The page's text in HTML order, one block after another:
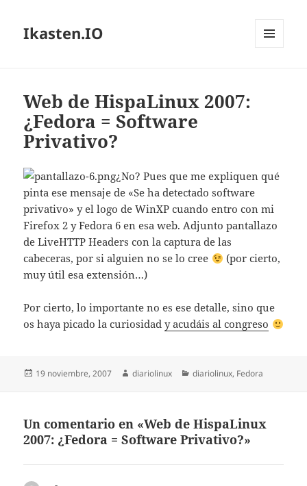
Ikasten.IO
Web de HispaLinux 2007:
¿Fedora = Software
Privativo?
¿No? Pues que me expliquen qué
pinta ese mensaje de «Se ha detectado software
privativo» y el logo de WinXP cuando entro con mi
Firefox 2 y Fedora 6 en esa web. Adjunto pantallazo
de LiveHTTP Headers con la captura de las
cabeceras, por si alguien no se lo cree
(por cierto,
muy útil esa extensión…)
Por cierto, lo importante no es ese detalle, sino que
os haya picado la curiosidady acudáis al congreso
Publicado
19 noviembre, 2007 Autor
diariolinux Categorías
diariolinux, Fedora
Un comentario en «Web de HispaLinux
2007: ¿Fedora = Software Privativo?»